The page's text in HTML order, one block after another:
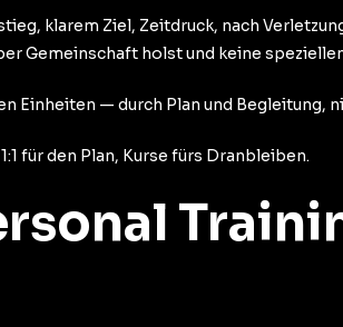
klarem Ziel, Zeitdruck, nach
Gemeinschaft holst und keine
Einheiten — durch Plan und Begleitung,
für den Plan, Kurse fürs Dranbleiben.